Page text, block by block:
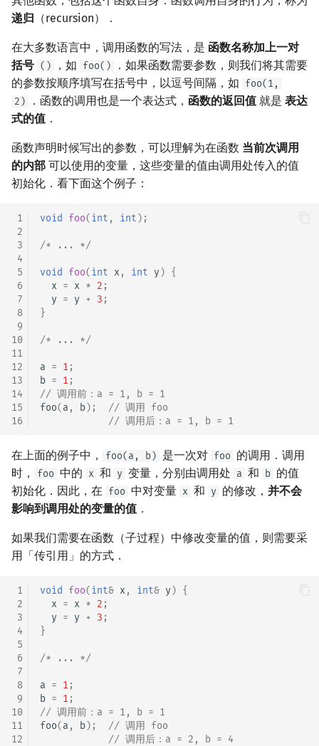
递归 （recursion）．
在大多数语言中，调用函数的写法，是 函数名称加上一对
括号 () ，如 foo()
．如果函数需要参数，则我们将其需要
的参数按顺序填写在括号中，以逗号间隔，如 foo(1,
2)
．函数的调用也是一个表达式， 函数的返回值 就是 表达
式的值 ．
函数声明时候写出的参数，可以理解为在函数 当前次调用
的内部 可以使用的变量，这些变量的值由调用处传入的值
初始化．看下面这个例子：
1
2
3
4
5
6
7
8
9
10
11
12
13
14
15
16
void foo(int , int);
/* ... */
void foo(int x, int y) {
x = x * 2 ;
y = y + 3 ;
}
/* ... */
a = 1 ;
b = 1 ;
// 调用前：a = 1, b = 1
foo(a , b);
// 调用 foo
// 调用后：a = 1, b = 1
在上面的例子中， foo(a, b) 是一次对 foo 的调用．调用
时，
foo 中的 x 和 y 变量，分别由调用处 a 和 b 的值
初始化．因此，在 foo 中对变量 x 和 y 的修改， 并不会
影响到调用处的变量的值 ．
如果我们需要在函数（子过程）中修改变量的值，则需要采
用「传引用」的方式．
1
2
3
4
5
6
7
8
9
10
11
12
void foo(int& x, int& y) {
x = x * 2 ;
y = y + 3 ;
}
/* ... */
a = 1 ;
b = 1 ;
// 调用前：a = 1, b = 1
foo(a , b);
// 调用 foo
// 调用后：a = 2, b = 4